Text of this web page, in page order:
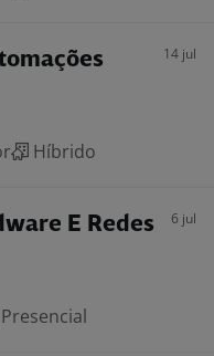
14 jul
Híbrido
E Redes 6 jul
Presencial